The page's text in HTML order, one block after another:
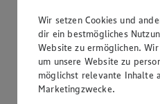
Eier pellen und in Scheiben
Einen Tortenring auf eine
und überlappend mit großen
von der Kräutercreme auf
Gurkenscheiben,
Wir setzen Cookies und
dir ein bestmögliches
Website zu ermöglichen.
um unsere Website zu
möglichst relevante Inhalte
Marketingzwecke.